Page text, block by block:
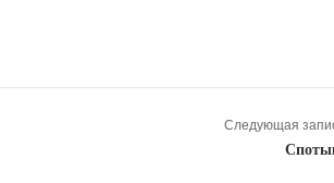
Следующая